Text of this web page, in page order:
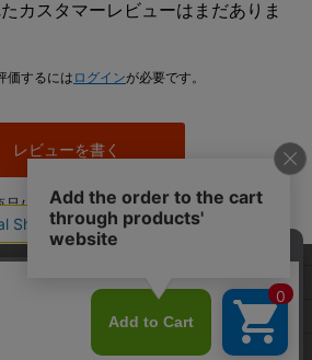
品について問い合わせる
カスタマーレビューはまだありま
価するには ログインが必要です。
レビューを書く
向上およびコンテンツの最適な提供、ト
としてCookieを使用しています。
た場合、Cookieの利用に同意したことも